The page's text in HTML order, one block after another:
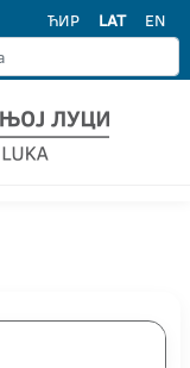
ЋИР LAT EN